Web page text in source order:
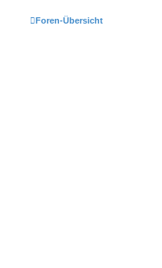
Foren-Übersicht